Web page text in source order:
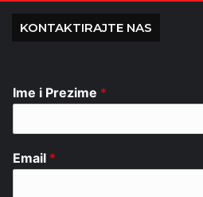
KONTAKTIRAJTE NAS
Ime i Prezime *
Email *